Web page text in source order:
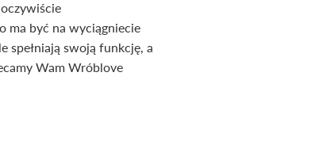
ma być na wyciągniecie
spełniają swoją funkcję, a
Wam Wróblove